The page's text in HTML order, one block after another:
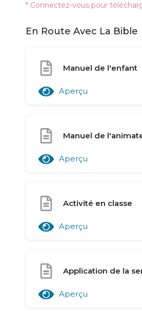
* Connectez-vous pour
En Route Avec La Bible
Manuel de l'enfant
Aperçu
Manuel de
Aperçu
Activité en classe
Aperçu
Application de la
Aperçu